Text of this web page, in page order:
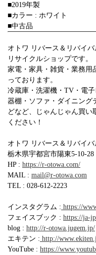
■2019年製
■カラー : ホワイト
■中古品
オトワ リバース＆リバイ
リサイクルショップです。
家電・家具・雑貨・業務用
っております。
冷蔵庫・洗濯機・TV・電
器棚・ソファ・ダイニング
どなど、じゃんじゃん買
ください！
オトワ リバース＆リバイ
栃木県宇都宮市陽東5-10-28
HP : https://r-otowa.com/
MAIL : mail@r-otowa.com
TEL : 028-612-2223
インスタグラム : https://
フェイスブック : https://ja-
blog : http://r-otowa.jugem.jp/
エキテン : http://
YouTube : https://